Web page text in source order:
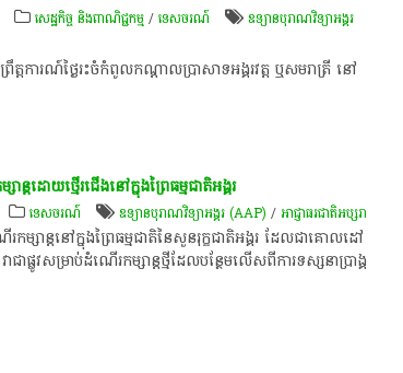
សេដ្ឋកិច្ច និងពាណិជ្ជកម្ម/ទេសចរណ៍
ឧទ្យានបុរាណវិទ្យាអង្គរ
ត​ការណ៍​ថ្ងៃ​រះ​ចំ​កំពូល​កណ្តាល​ប្រាសាទអង្គរវត្ត​ ឬ​សម​រាត្រី​ នៅ​
ាន្ត​ដោយ​ថ្មើរជើង​នៅ​ក្នុង​ព្រៃ​ធម្មជាតិ​អង្គរ​
ទេសចរណ៍ ឧទ្យានបុរាណវិទ្យាអង្គរ (AAP) /អាជ្ញាធរជាតិអប្សរា
ើរ​កម្សាន្ត​នៅ​ក្នុង​ព្រៃ​ធម្មជាតិ​នៃ​សួន​រុក្ខជាតិ​អង្គរ​ ដែល​ជា​គោលដៅ​
វ​សម្រាប់​ដំណើរ​កម្សាន្ត​ថ្មី​ដែល​បន្ថែម​លើស​ពី​ការ​ទស្សនា​ប្រាង្គ​